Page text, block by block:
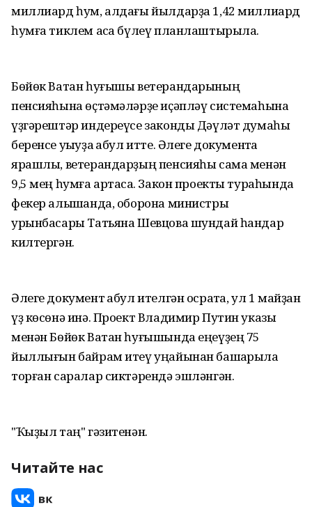
миллиард һум, алдағы йылдарҙа 1,42 миллиард
һумға тиклем аҡса бүлеү планлаштырыла.
Бөйөк Ватан һуғышы ветерандарының
пенсияһына өҫтәмәләрҙе иҫәпләү системаһына
үҙгәрештәр индереүсе законды Дәүләт думаһы
беренсе уҡыуҙа ҡабул итте. Әлеге документҡа
ярашлы, ветерандарҙың пенсияһы сама менән
9,5 мең һумға артасаҡ. Закон проекты тураһында
фекер алышҡанда, оборона министры
урынбасары Татьяна Шевцова шундай һандар
килтергән.
Әлеге документ ҡабул ителгән осраҡта, ул 1 майҙан
үҙ көсөнә инә. Проект Владимир Путин указы
менән Бөйөк Ватан һуғышында еңеүҙең 75
йыллығын байрам итеү уңайынан башҡарыла
торған саралар сиктәрендә эшләнгән.
"Ҡыҙыл таң" гәзитенән.
Читайте нас